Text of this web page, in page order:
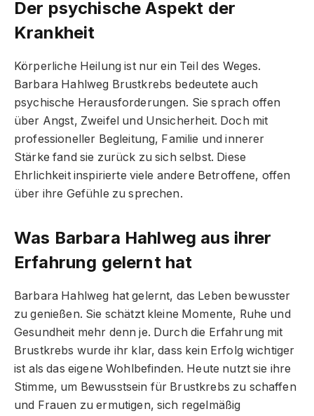
Der psychische Aspekt der
Krankheit
Körperliche Heilung ist nur ein Teil des Weges.
Barbara Hahlweg Brustkrebs bedeutete auch
psychische Herausforderungen. Sie sprach offen
über Angst, Zweifel und Unsicherheit. Doch mit
professioneller Begleitung, Familie und innerer
Stärke fand sie zurück zu sich selbst. Diese
Ehrlichkeit inspirierte viele andere Betroffene, offen
über ihre Gefühle zu sprechen.
Was Barbara Hahlweg aus ihrer
Erfahrung gelernt hat
Barbara Hahlweg hat gelernt, das Leben bewusster
zu genießen. Sie schätzt kleine Momente, Ruhe und
Gesundheit mehr denn je. Durch die Erfahrung mit
Brustkrebs wurde ihr klar, dass kein Erfolg wichtiger
ist als das eigene Wohlbefinden. Heute nutzt sie ihre
Stimme, um Bewusstsein für Brustkrebs zu schaffen
und Frauen zu ermutigen, sich regelmäßig